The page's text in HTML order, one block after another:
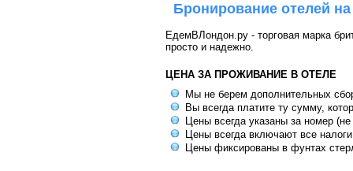
Бронирование отелей
ЕдемВЛондон.ру - торговая марка
просто и надежно.
ЦЕНА ЗА ПРОЖИВАНИЕ В ОТЕЛЕ
Мы не берем дополнительных
Вы всегда платите ту сумму,
Цены всегда указаны за номер
Цены всегда включают все
Цены фиксированы в фунтах